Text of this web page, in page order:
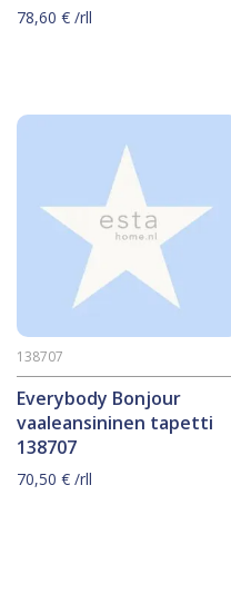
78,60 € /rll
Everybody Bonjour
vaaleansininen tapetti
138707
138707
70,50 € /rll